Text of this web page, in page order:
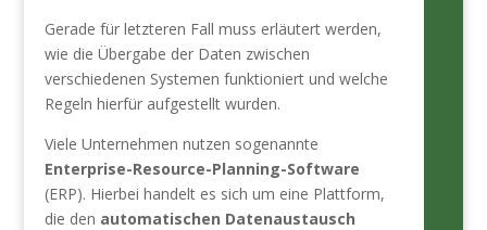
Gerade für letzteren Fall muss erläutert werden,
wie die Übergabe der Daten zwischen
verschiedenen Systemen funktioniert und welche
Regeln hierfür aufgestellt wurden.
Viele Unternehmen nutzen sogenannte
Enterprise-Resource-Planning-Software
(ERP). Hierbei handelt es sich um eine Plattform,
die den automatischen Datenaustausch